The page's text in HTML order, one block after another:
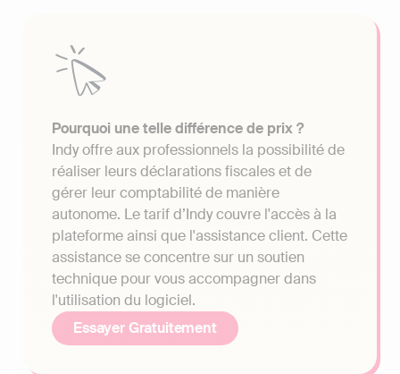
Pourquoi une telle différence de prix ?
Indy offre aux professionnels la possibilité de
réaliser leurs déclarations fiscales et de
gérer leur comptabilité de manière
autonome. Le tarif d’Indy couvre l'accès à la
plateforme ainsi que l'assistance client. Cette
assistance se concentre sur un soutien
technique pour vous accompagner dans
l'utilisation du logiciel.
Essayer Gratuitement